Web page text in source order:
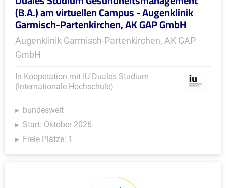
(B.A.) am virtuellen Campus - Augenklinik
Garmisch-Partenkirchen, AK GAP GmbH
Augenklinik Garmisch-Partenkirchen, AK GAP
GmbH
In Kooperation mit IU Duales Studium
(Internationale Hochschule)
bundesweit
Start: Oktober 2026
Freie Plätze: 1